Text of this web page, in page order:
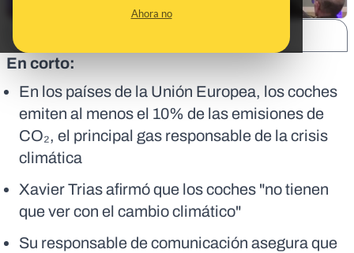
Ahora no
En corto:
En los países de la Unión Europea, los coches
emiten al menos el 10% de las emisiones de
CO₂, el principal gas responsable de la crisis
climática
Xavier Trias afirmó que los coches "no tienen
que ver con el cambio climático"
Su responsable de comunicación asegura que